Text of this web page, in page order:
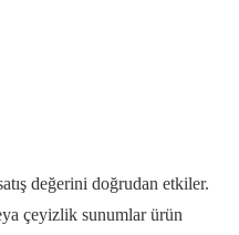
değerini doğrudan etkiler.
çeyizlik sunumlar ürün